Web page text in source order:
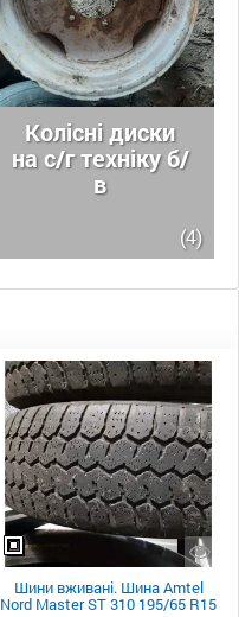
Колісні диски
на с/г техніку б/
в
(4)
Шини вживані. Шина Amtel
Nord Master ST 310 195/65 R15